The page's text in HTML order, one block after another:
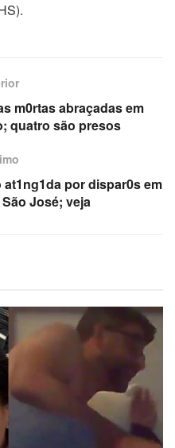
m0rtas abraçadas em
quatro são presos
por dispar0s em
José; veja